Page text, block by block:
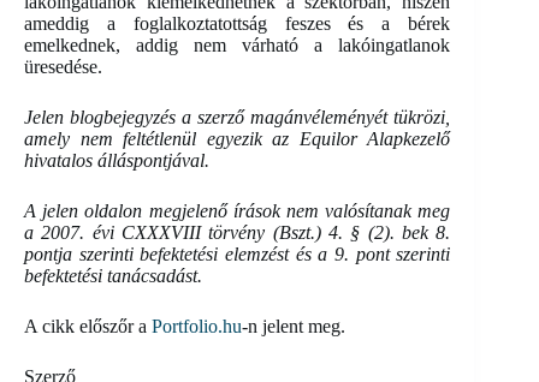
ameddig a foglalkoztatottság feszes és a bérek
emelkednek, addig nem várható a lakóingatlanok
üresedése.
Jelen blogbejegyzés a szerző magánvéleményét tükrözi,
amely nem feltétlenül egyezik az Equilor Alapkezelő
hivatalos álláspontjával.
A jelen oldalon megjelenő írások nem valósítanak meg
a 2007. évi CXXXVIII törvény (Bszt.) 4. § (2). bek 8.
pontja szerinti befektetési elemzést és a 9. pont szerinti
befektetési tanácsadást.
A cikk előszőr a Portfolio.hu-n jelent meg.
Szerző